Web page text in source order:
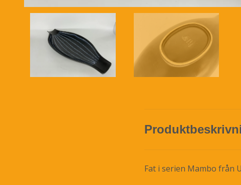
Fat i serien Mambo från